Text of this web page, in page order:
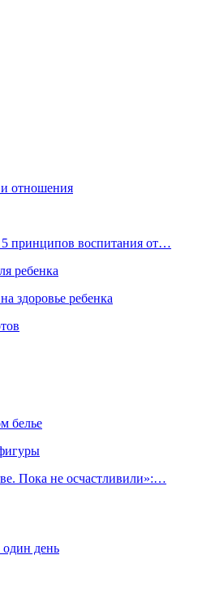
и отношения
5 принципов воспитания от…
ребенка
здоровье ребенка
белье
Пока не осчастливили»:…
один день